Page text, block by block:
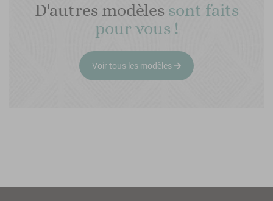
D'autres modèles sont faits
pour vous !
Voir tous les modèles